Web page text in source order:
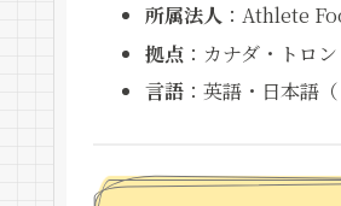
所属法人 ：Athlete
拠点 ：カナダ・トロ
言語 ：英語・日本語